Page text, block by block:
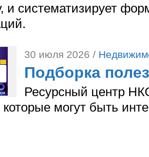
и систематизирует
30 июля 2026 /
Подборка
Ресурсный центр
которые могут быть